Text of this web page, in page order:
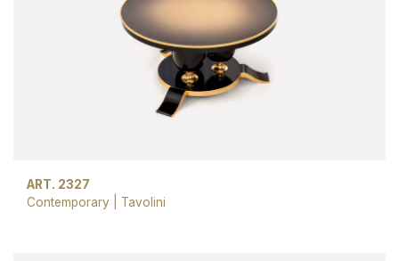
ART. 2327
Contemporary
Tavolini